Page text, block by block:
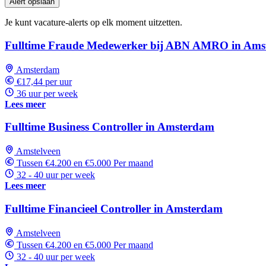
Je kunt vacature-alerts op elk moment uitzetten.
Fulltime Fraude Medewerker bij ABN AMRO in
Amsterdam
€17,44 per uur
36 uur per week
Lees meer
Fulltime Business Controller in Amsterdam
Amstelveen
Tussen €4.200 en €5.000 Per maand
32 - 40 uur per week
Lees meer
Fulltime Financieel Controller in Amsterdam
Amstelveen
Tussen €4.200 en €5.000 Per maand
32 - 40 uur per week